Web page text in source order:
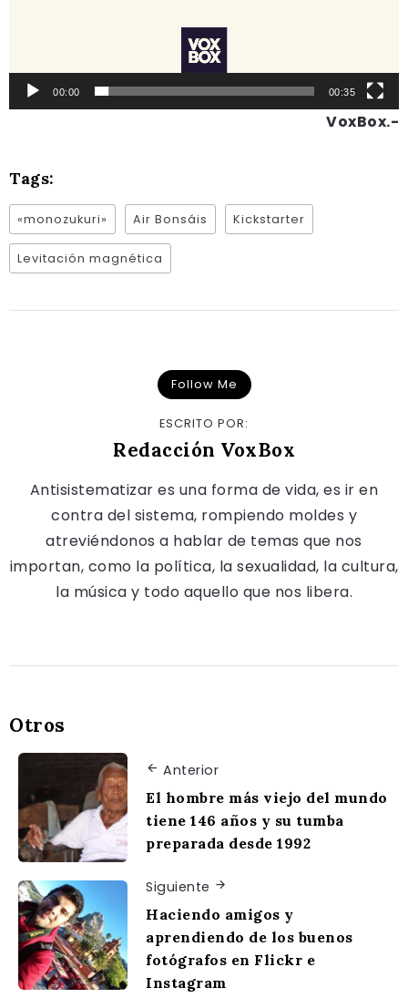
00:00 00:35
VoxBox.-
Tags:
«monozukuri» Air Bonsáis Kickstarter
Levitación magnética
Follow Me
ESCRITO POR:
Redacción VoxBox
Antisistematizar es una forma de vida, es ir en
contra del sistema, rompiendo moldes y
atreviéndonos a hablar de temas que nos
importan, como la política, la sexualidad, la cultura,
la música y todo aquello que nos libera.
Otros
Anterior
El hombre más viejo del mundo
tiene 146 años y su tumba
preparada desde 1992
Siguiente
Haciendo amigos y
aprendiendo de los buenos
fotógrafos en Flickr e
Instagram